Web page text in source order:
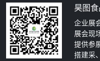
昊图
企业展
展会现
提供参
搭建采